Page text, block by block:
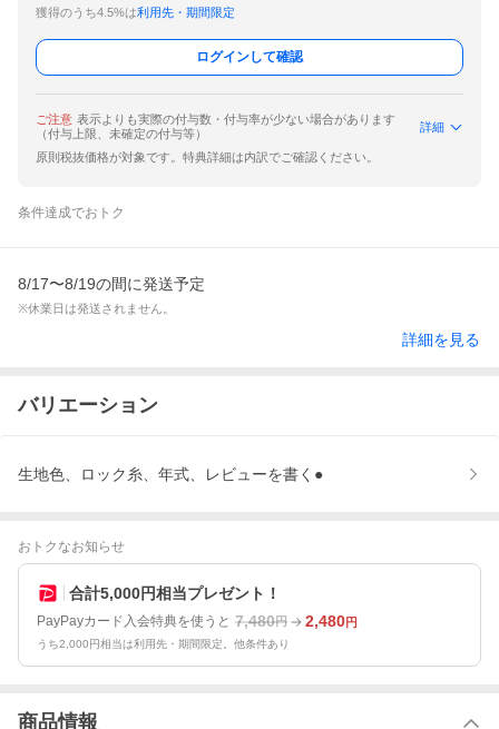
獲得のうち4.5%は利用先・期間限定
ログインして確認
ご注意 表示よりも実際の付与数・付与率が少ない場合があります
（付与上限、未確定の付与等）
詳細
原則税抜価格が対象です。特典詳細は内訳でご確認ください。
条件達成でおトク
8/17〜8/19の間に発送予定
※休業日は発送されません。
詳細を見る
バリエーション
生地色、ロック糸、年式、レビューを書く●
おトクなお知らせ
合計5,000円相当プレゼント！
PayPayカード入会特典を使うと 7,480円 2,480円
うち2,000円相当は利用先・期間限定。他条件あり
商品情報